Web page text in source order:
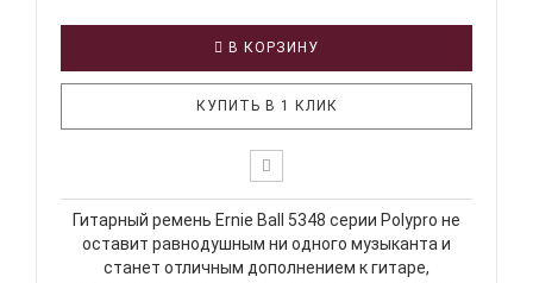
В КОРЗИНУ
КУПИТЬ В 1 КЛИК
Гитарный ремень Ernie Ball 5348 серии Polypro не
оставит равнодушным ни одного музыканта и
станет отличным дополнением к гитаре,